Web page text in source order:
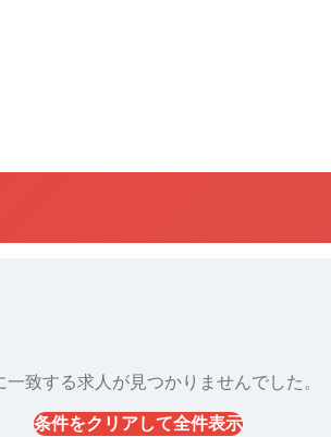
一致する求人が見つかりませんでした。
条件をクリアして全件表示